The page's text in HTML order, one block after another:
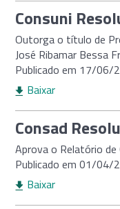
Consuni
Outorga o título de
José Ribamar Bessa
Publicado em 17/06/
Baixar
Consad
Aprova o Relatório
Publicado em 01/04/
Baixar